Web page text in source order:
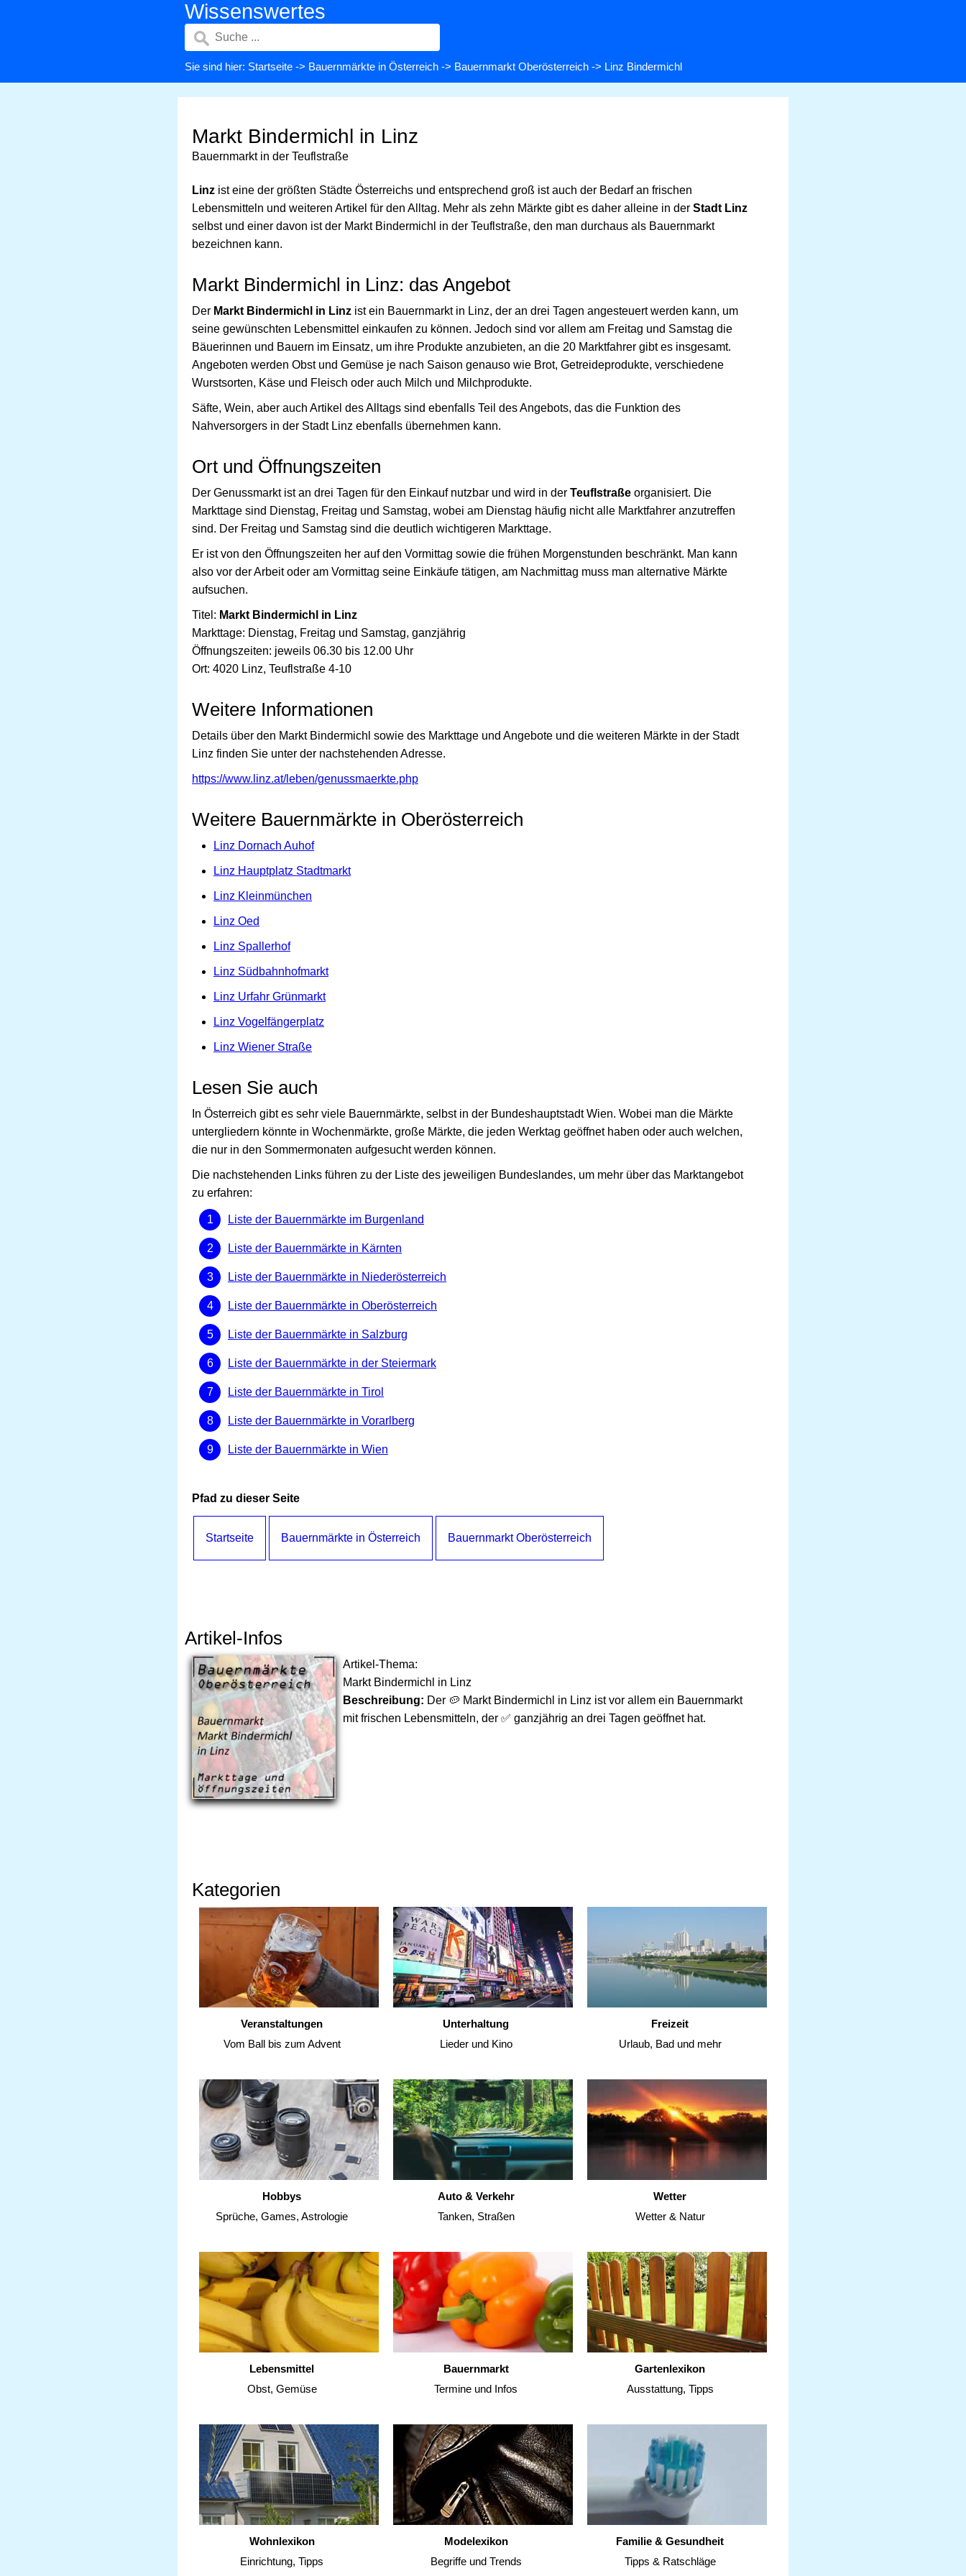
Wissenswertes
Sie sind hier: Startseite -> Bauernmärkte in Österreich -> Bauernmarkt Oberösterreich -> Linz Bindermichl
Markt Bindermichl in Linz
Bauernmarkt in der Teuflstraße
Linz ist eine der größten Städte Österreichs und entsprechend groß ist auch der Bedarf an frischen
Lebensmitteln und weiteren Artikel für den Alltag. Mehr als zehn Märkte gibt es daher alleine in der Stadt Linz
selbst und einer davon ist der Markt Bindermichl in der Teuflstraße, den man durchaus als Bauernmarkt
bezeichnen kann.
Markt Bindermichl in Linz: das Angebot
Der Markt Bindermichl in Linz ist ein Bauernmarkt in Linz, der an drei Tagen angesteuert werden kann, um
seine gewünschten Lebensmittel einkaufen zu können. Jedoch sind vor allem am Freitag und Samstag die
Bäuerinnen und Bauern im Einsatz, um ihre Produkte anzubieten, an die 20 Marktfahrer gibt es insgesamt.
Angeboten werden Obst und Gemüse je nach Saison genauso wie Brot, Getreideprodukte, verschiedene
Wurstsorten, Käse und Fleisch oder auch Milch und Milchprodukte.
Säfte, Wein, aber auch Artikel des Alltags sind ebenfalls Teil des Angebots, das die Funktion des
Nahversorgers in der Stadt Linz ebenfalls übernehmen kann.
Ort und Öffnungszeiten
Der Genussmarkt ist an drei Tagen für den Einkauf nutzbar und wird in der Teuflstraße organisiert. Die
Markttage sind Dienstag, Freitag und Samstag, wobei am Dienstag häufig nicht alle Marktfahrer anzutreffen
sind. Der Freitag und Samstag sind die deutlich wichtigeren Markttage.
Er ist von den Öffnungszeiten her auf den Vormittag sowie die frühen Morgenstunden beschränkt. Man kann
also vor der Arbeit oder am Vormittag seine Einkäufe tätigen, am Nachmittag muss man alternative Märkte
aufsuchen.
Titel: Markt Bindermichl in Linz
Markttage: Dienstag, Freitag und Samstag, ganzjährig
Öffnungszeiten: jeweils 06.30 bis 12.00 Uhr
Ort: 4020 Linz, Teuflstraße 4-10
Weitere Informationen
Details über den Markt Bindermichl sowie des Markttage und Angebote und die weiteren Märkte in der Stadt
Linz finden Sie unter der nachstehenden Adresse.
https://www.linz.at/leben/genussmaerkte.php
Weitere Bauernmärkte in Oberösterreich
Linz Dornach Auhof
Linz Hauptplatz Stadtmarkt
Linz Kleinmünchen
Linz Oed
Linz Spallerhof
Linz Südbahnhofmarkt
Linz Urfahr Grünmarkt
Linz Vogelfängerplatz
Linz Wiener Straße
Lesen Sie auch
In Österreich gibt es sehr viele Bauernmärkte, selbst in der Bundeshauptstadt Wien. Wobei man die Märkte
untergliedern könnte in Wochenmärkte, große Märkte, die jeden Werktag geöffnet haben oder auch welchen,
die nur in den Sommermonaten aufgesucht werden können.
Die nachstehenden Links führen zu der Liste des jeweiligen Bundeslandes, um mehr über das Marktangebot
zu erfahren:
Liste der Bauernmärkte im Burgenland
Liste der Bauernmärkte in Kärnten
Liste der Bauernmärkte in Niederösterreich
Liste der Bauernmärkte in Oberösterreich
Liste der Bauernmärkte in Salzburg
Liste der Bauernmärkte in der Steiermark
Liste der Bauernmärkte in Tirol
Liste der Bauernmärkte in Vorarlberg
Liste der Bauernmärkte in Wien
Pfad zu dieser Seite
Startseite Bauernmärkte in Österreich Bauernmarkt Oberösterreich
Artikel-Infos
Artikel-Thema:
Markt Bindermichl in Linz
Beschreibung: Der 🥔 Markt Bindermichl in Linz ist vor allem ein Bauernmarkt
mit frischen Lebensmitteln, der ✅ ganzjährig an drei Tagen geöffnet hat.
Kategorien
Veranstaltungen
Vom Ball bis zum Advent
Unterhaltung
Lieder und Kino
Freizeit
Urlaub, Bad und mehr
Hobbys
Sprüche, Games, Astrologie
Auto & Verkehr
Tanken, Straßen
Wetter
Wetter & Natur
Lebensmittel
Obst, Gemüse
Bauernmarkt
Termine und Infos
Gartenlexikon
Ausstattung, Tipps
Wohnlexikon
Einrichtung, Tipps
Modelexikon
Begriffe und Trends
Familie & Gesundheit
Tipps & Ratschläge